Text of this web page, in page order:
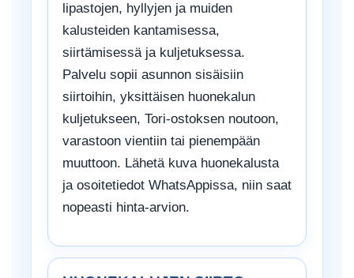
lipastojen, hyllyjen ja muiden
kalusteiden kantamisessa,
siirtämisessä ja kuljetuksessa.
Palvelu sopii asunnon sisäisiin
siirtoihin, yksittäisen huonekalun
kuljetukseen, Tori-ostoksen noutoon,
varastoon vientiin tai pienempään
muuttoon. Lähetä kuva huonekalusta
ja osoitetiedot WhatsAppissa, niin saat
nopeasti hinta-arvion.